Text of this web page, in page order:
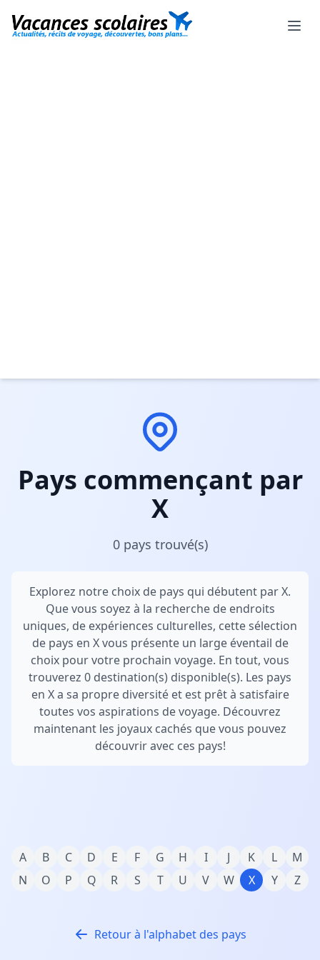
Pays commençant par
X
0 pays trouvé(s)
Explorez notre choix de pays qui débutent par X.
Que vous soyez à la recherche de endroits
uniques, de expériences culturelles, cette sélection
de pays en X vous présente un large éventail de
choix pour votre prochain voyage. En tout, vous
trouverez 0 destination(s) disponible(s). Les pays
en X a sa propre diversité et est prêt à satisfaire
toutes vos aspirations de voyage. Découvrez
maintenant les joyaux cachés que vous pouvez
découvrir avec ces pays!
A B C D E F G H I J K L
M
N
O P Q R S T U V W X Y Z
Retour à l'alphabet des pays